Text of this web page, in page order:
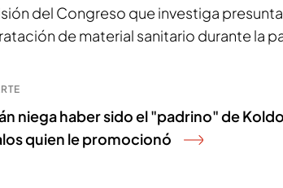
del Congreso que investiga
de material sanitario durante la
niega haber sido el "padrino" de
quien le promocionó